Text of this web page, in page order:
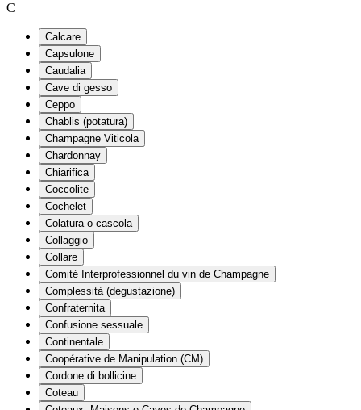
C
Calcare
Capsulone
Caudalia
Cave di gesso
Ceppo
Chablis (potatura)
Champagne Viticola
Chardonnay
Chiarifica
Coccolite
Cochelet
Colatura o cascola
Collaggio
Collare
Comité Interprofessionnel du vin de Champagne
Complessità (degustazione)
Confraternita
Confusione sessuale
Continentale
Coopérative de Manipulation (CM)
Cordone di bollicine
Coteau